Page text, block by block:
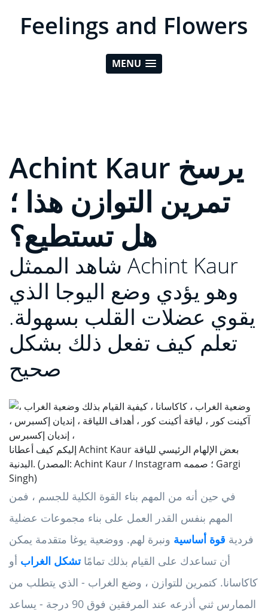
Feelings and Flowers
MENU
Achint Kaur يرسخ
تمرين التوازن هذا ؛
هل تستطيع؟
شاهد الممثل Achint Kaur
وهو يؤدي وضع اليوجا الذي
يقوي عضلات القلب بسهولة.
تعلم كيف تفعل ذلك بشكل
صحيح
إليكم كيف أعطانا Achint Kaur بعض الإلهام الرئيسي للياقة
البدنية. (المصدر: Achint Kaur / Instagram ؛ صممه Gargi
Singh)
في حين أنه من المهم بناء القوة الكلية للجسم ، فمن
المهم بنفس القدر العمل على بناء مجموعات عضلية
فردية قوة أساسية ونبرة لهم. ووضعية يوغا متقدمة يمكن
أن تساعدك على القيام بذلك تمامًاتشكل الغراب أو
كاكاسانا. كتمرين للتوازن ، وضع الغراب - الذي يتطلب من
الممارس ثني أذرعه عند المرفقين فوق 90 ​​درجة - يساعد